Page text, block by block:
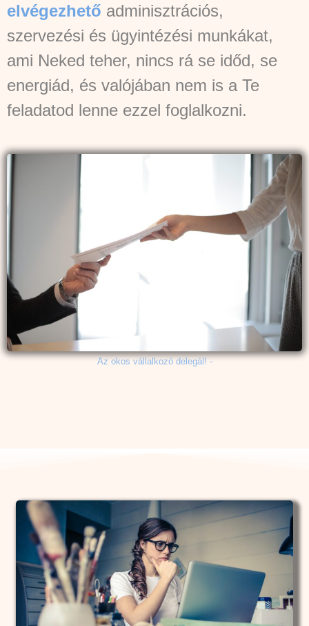
elvégezhető adminisztrációs,
szervezési és ügyintézési munkákat,
ami Neked teher, nincs rá se időd, se
energiád, és valójában nem is a Te
feladatod lenne ezzel foglalkozni.
Az okos vállalkozó delegál! -